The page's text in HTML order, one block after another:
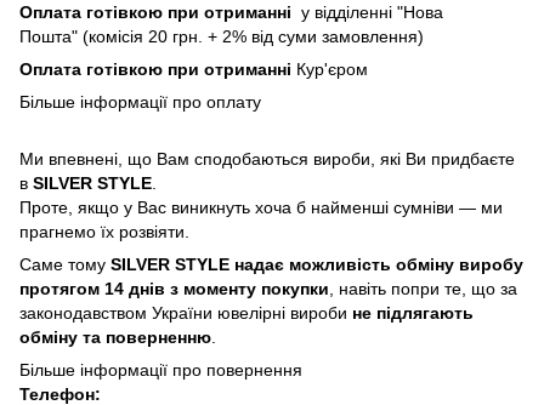
Оплата готівкою при отриманні у відділенні "Нова
Пошта" (комісія 20 грн. + 2% від суми замовлення)
Оплата готівкою при отриманні Кур'єром
Більше інформації про оплату
Ми впевнені, що Вам сподобаються вироби, які Ви придбаєте
в SILVER STYLE
Проте, якщо у Вас виникнуть хоча б найменші сумніви — ми
прагнемо їх розвіяти.
Саме тому SILVER STYLE надає можливість обміну виробу
протягом 14 днів з моменту покупки , навіть попри те, що за
законодавством України ювелірні вироби не підлягають
обміну та поверненню
Більше інформації про повернення
Телефон: